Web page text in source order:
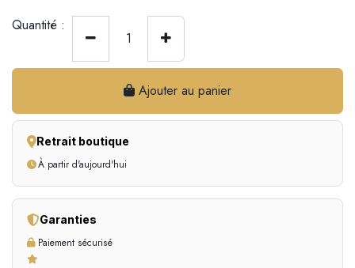
Quantité :
Ajouter au panier
Retrait boutique
À partir d'aujourd'hui
Garanties
Paiement sécurisé